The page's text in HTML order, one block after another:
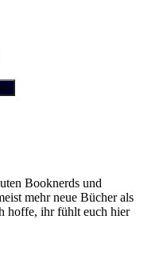
Booknerds und
mehr neue Bücher als
hoffe, ihr fühlt euch hier